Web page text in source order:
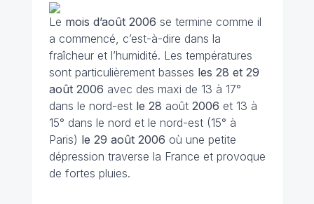
Le mois d’août 2006 se termine comme il
a commencé, c’est-à-dire dans la
fraîcheur et l’humidité. Les températures
sont particulièrement basses les 28 et 29
août 2006 avec des maxi de 13 à 17°
dans le nord-est le 28 août 2006 et 13 à
15° dans le nord et le nord-est (15° à
Paris) le 29 août 2006 où une petite
dépression traverse la France et provoque
de fortes pluies.